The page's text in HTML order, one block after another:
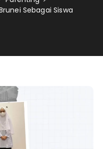
Sebagai Siswa